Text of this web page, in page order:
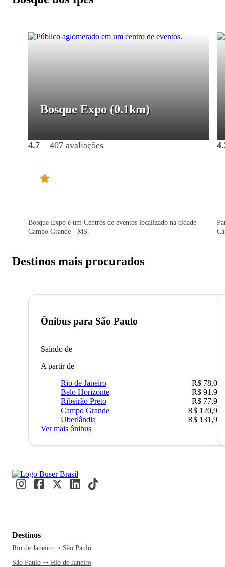
Bosque Expo (0.1km)
4.7 407 avaliações
Bosque Expo é um Centros de eventos localizado na cidade
Campo Grande - MS.
Destinos mais procurados
Ônibus para São Paulo
Saindo de
A partir de
Rio de Janeiro
R$ 78,02
Belo Horizonte
R$ 91,90
Ribeirão Preto
R$ 77,90
Campo Grande
R$ 120,90
Uberlândia
R$ 131,90
Ver mais ônibus
Destinos
Rio de Janeiro ➝ São Paulo
São Paulo ➝ Rio de Janeiro